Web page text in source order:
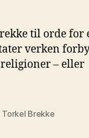
til orde for
verken
– eller
Torkel Brekke